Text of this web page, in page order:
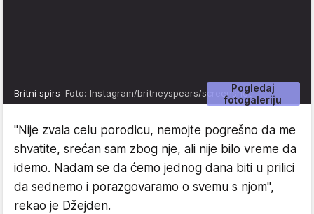
Pogledaj
fotogaleriju
Britni spirs Foto: Instagram/britneyspears/screenshot
"Nije zvala celu porodicu, nemojte pogrešno da me
shvatite, srećan sam zbog nje, ali nije bilo vreme da
idemo. Nadam se da ćemo jednog dana biti u prilici
da sednemo i porazgovaramo o svemu s njom",
rekao je Džejden.